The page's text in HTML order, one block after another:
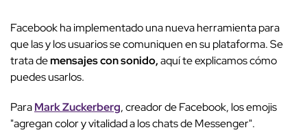
Facebook ha implementado una nueva herramienta para
que las y los usuarios se comuniquen en su plataforma. Se
trata demensajes con sonido,aquí te explicamos cómo
puedes usarlos.
ParaMark Zuckerberg, creador de Facebook, los emojis
"agregan color y vitalidad a los chats de Messenger".